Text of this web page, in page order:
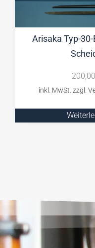
Arisaka Typ-
200,00